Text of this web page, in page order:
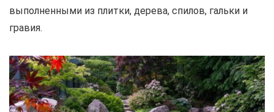
выполненными из плитки, дерева, спилов, гальки и
гравия.